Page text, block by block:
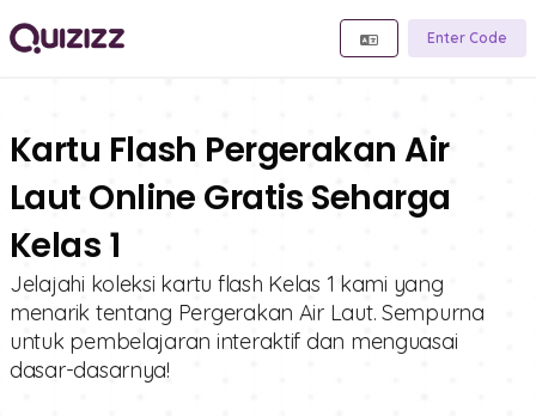
Enter Code
Kartu Flash Pergerakan Air
Laut Online Gratis Seharga
Kelas 1
Jelajahi koleksi kartu flash Kelas 1 kami yang
menarik tentang Pergerakan Air Laut. Sempurna
untuk pembelajaran interaktif dan menguasai
dasar-dasarnya!